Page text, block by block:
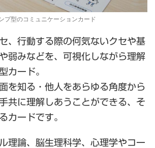
プ型のコミュニケーションカード
、行動する際の何気ないクセや基
弱みなどを、可視化しながら理解
カード。
を知る・他人をあらゆる角度から
共に理解しあうことができる、そ
カードです。
理論、脳生理科学、心理学やコー